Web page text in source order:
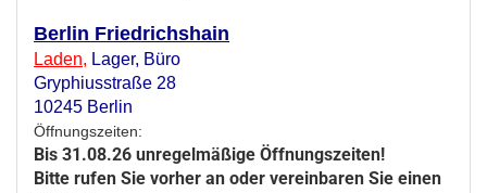
Berlin Friedrichshain
Laden, Lager, Büro
Gryphiusstraße 28
10245 Berlin
Öffnungszeiten:
Bis 31.08.26 unregelmäßige Öffnungszeiten!
Bitte rufen Sie vorher an oder vereinbaren Sie einen